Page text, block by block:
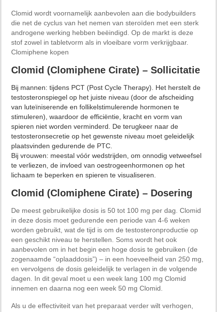
Clomid wordt voornamelijk aanbevolen aan die bodybuilders
die net de cyclus van het nemen van steroïden met een sterk
androgene werking hebben beëindigd. Op de markt is deze
stof zowel in tabletvorm als in vloeibare vorm verkrijgbaar.
Clomiphene kopen
Clomid (Clomiphene Cirate) – Sollicitatie
Bij mannen: tijdens PCT (Post Cycle Therapy). Het herstelt de
testosteronspiegel op het juiste niveau (door de afscheiding
van luteïniserende en follikelstimulerende hormonen te
stimuleren), waardoor de efficiëntie, kracht en vorm van
spieren niet worden verminderd. De terugkeer naar de
testosteronsecretie op het gewenste niveau moet geleidelijk
plaatsvinden gedurende de PTC.
Bij vrouwen: meestal vóór wedstrijden, om onnodig vetweefsel
te verliezen, de invloed van oestrogeenhormonen op het
lichaam te beperken en spieren te visualiseren.
Clomid (Clomiphene Cirate) – Dosering
De meest gebruikelijke dosis is 50 tot 100 mg per dag. Clomid
in deze dosis moet gedurende een periode van 4-6 weken
worden gebruikt, wat de tijd is om de testosteronproductie op
een geschikt niveau te herstellen. Soms wordt het ook
aanbevolen om in het begin een hoge dosis te gebruiken (de
zogenaamde “oplaaddosis”) – in een hoeveelheid van 250 mg,
en vervolgens de dosis geleidelijk te verlagen in de volgende
dagen. In dit geval moet u een week lang 100 mg Clomid
innemen en daarna nog een week 50 mg Clomid.
Als u de effectiviteit van het preparaat verder wilt verhogen,